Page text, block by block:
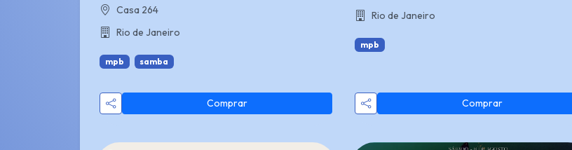
Casa 264
Rio de Janeiro
mpb samba
Comprar
Rio de Janeiro
mpb
Comprar